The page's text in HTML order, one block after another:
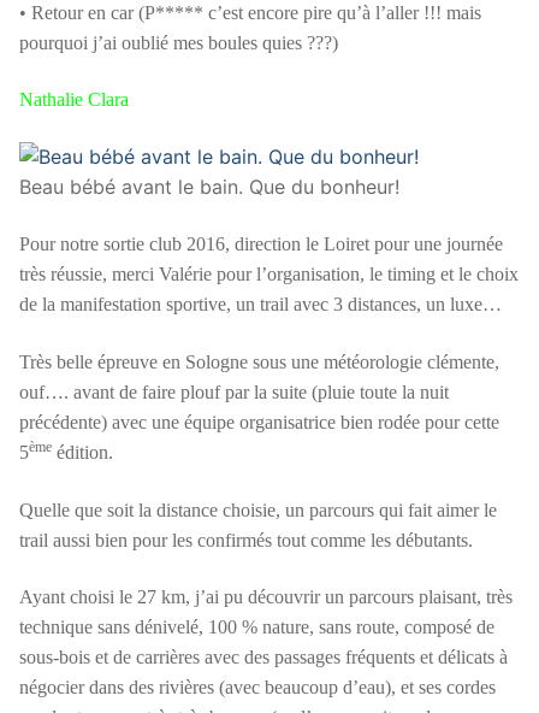
• Retour en car (P***** c’est encore pire qu’à l’aller !!! mais
pourquoi j’ai oublié mes boules quies ???)
Nathalie Clara
Beau bébé avant le bain. Que du bonheur!
Pour notre sortie club 2016, direction le Loiret pour une journée
très réussie, merci Valérie pour l’organisation, le timing et le choix
de la manifestation sportive, un trail avec 3 distances, un luxe…
Très belle épreuve en Sologne sous une météorologie clémente,
ouf…. avant de faire plouf par la suite (pluie toute la nuit
précédente) avec une équipe organisatrice bien rodée pour cette
5ème édition.
Quelle que soit la distance choisie, un parcours qui fait aimer le
trail aussi bien pour les confirmés tout comme les débutants.
Ayant choisi le 27 km, j’ai pu découvrir un parcours plaisant, très
technique sans dénivelé, 100 % nature, sans route, composé de
sous-bois et de carrières avec des passages fréquents et délicats à
négocier dans des rivières (avec beaucoup d’eau), et ses cordes